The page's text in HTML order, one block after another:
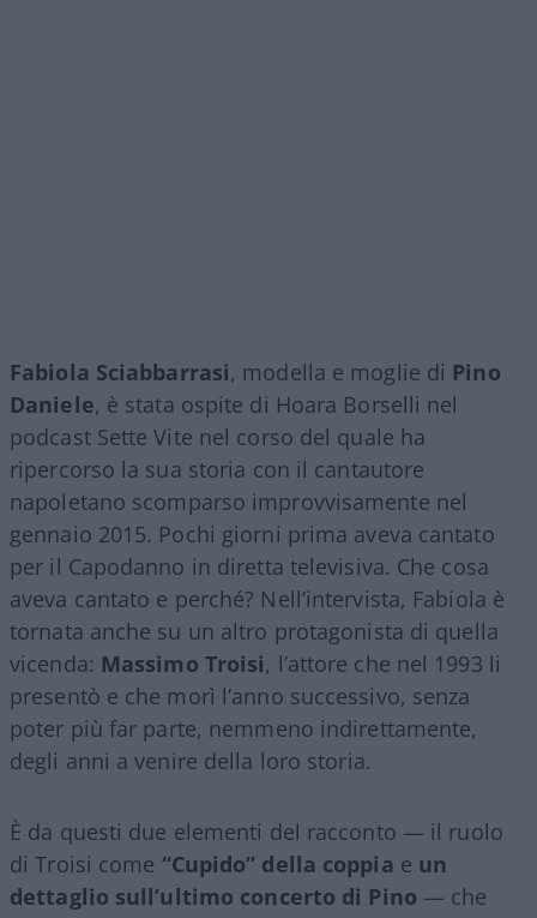
Fabiola Sciabbarrasi, modella e moglie di Pino
Daniele, è stata ospite di Hoara Borselli nel
podcast Sette Vite nel corso del quale ha
ripercorso la sua storia con il cantautore
napoletano scomparso improvvisamente nel
gennaio 2015. Pochi giorni prima aveva cantato
per il Capodanno in diretta televisiva. Che cosa
aveva cantato e perché? Nell’intervista, Fabiola è
tornata anche su un altro protagonista di quella
vicenda: Massimo Troisi, l’attore che nel 1993 li
presentò e che morì l’anno successivo, senza
poter più far parte, nemmeno indirettamente,
degli anni a venire della loro storia.
È da questi due elementi del racconto — il ruolo
di Troisi come “Cupido” della coppia e un
dettaglio sull’ultimo concerto di Pino — che